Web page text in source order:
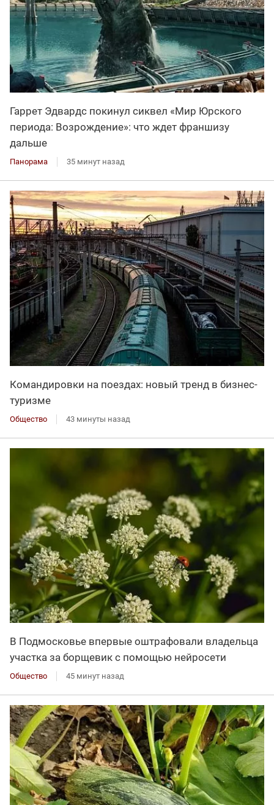
Гаррет Эдвардс покинул сиквел «Мир Юрского
периода: Возрождение»: что ждет франшизу
дальше
Панорама 35 минут назад
Командировки на поездах: новый тренд в бизнес-
туризме
Общество 43 минуты назад
В Подмосковье впервые оштрафовали владельца
участка за борщевик с помощью нейросети
Общество 45 минут назад